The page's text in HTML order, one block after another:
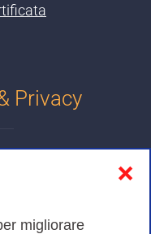
migliorare
❌
Privacy